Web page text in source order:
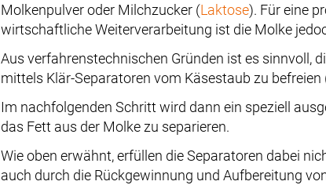
Molkenpulver oder Milchzucker (Laktose). Für eine
wirtschaftliche Weiterverarbeitung ist die Molke
Aus verfahrenstechnischen Gründen ist es sinnvoll,
mittels Klär-Separatoren vom Käsestaub zu befreien
Im nachfolgenden Schritt wird dann ein speziell
das Fett aus der Molke zu separieren.
Wie oben erwähnt, erfüllen die Separatoren dabei
auch durch die Rückgewinnung und Aufbereitung